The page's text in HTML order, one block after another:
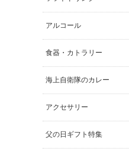
アルコール
食器・カトラリー
海上自衛隊のカレー
アクセサリー
父の日ギフト特集